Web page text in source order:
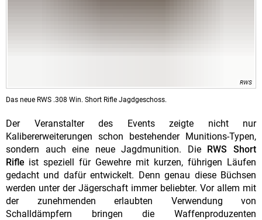
RWS
Das neue RWS .308 Win. Short Rifle Jagdgeschoss.
Der Veranstalter des Events zeigte nicht nur
Kalibererweiterungen schon bestehender Munitions-Typen,
sondern auch eine neue Jagdmunition. Die RWS Short
Rifle ist speziell für Gewehre mit kurzen, führigen Läufen
gedacht und dafür entwickelt. Denn genau diese Büchsen
werden unter der Jägerschaft immer beliebter. Vor allem mit
der zunehmenden erlaubten Verwendung von
Schalldämpfern bringen die Waffenproduzenten